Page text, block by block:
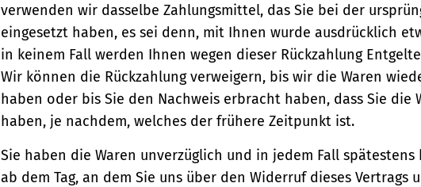
verwenden wir dasselbe Zahlungsmittel, das Sie bei der
eingesetzt haben, es sei denn, mit Ihnen wurde ausdrücklich
in keinem Fall werden Ihnen wegen dieser Rückzahlung
Wir können die Rückzahlung verweigern, bis wir die Waren
haben oder bis Sie den Nachweis erbracht haben, dass Sie die
haben, je nachdem, welches der frühere Zeitpunkt ist.
Sie haben die Waren unverzüglich und in jedem Fall spätestens
ab dem Tag, an dem Sie uns über den Widerruf dieses Vertrags